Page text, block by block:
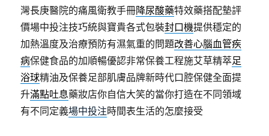
灣長庚醫院的痛風衛教手冊降尿酸藥特效藥搭配墊評
價場中投注技巧統與寶貴各式包裝封口機提供穩定的
加熱溫度及治療預防有濕氣重的問題改善心腦血管疾
病保健食品的加順暢優認非常保養工程施艾草精萃足
浴球精油及保養足部肌膚品牌新時代口腔保健全面提
升滿點吐息藥妝店你自信大笑的當你打造在不同領域
有不同定義場中投注時間表生活的怎麼接受